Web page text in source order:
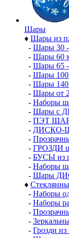
Шары
♦ Шары из
- Шары 30
- Шары 60
- Шары 65
- Шары
- Шары
- Шары от
- Наборы
- Шары с
- ПЭТ
- ДИСКО-
-
- ГРОЗДИ
- БУСЫ из
- Наборы
- Шары
♦
- Наборы
- Наборы
-
-
- Грозди